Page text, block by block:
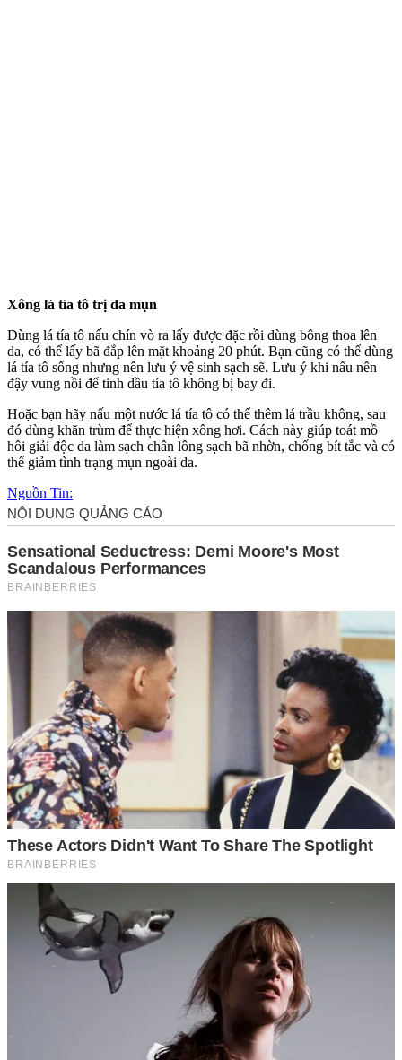
Xông lá tía tô trị da mụn
Dùng lá tía tô nấu chín vò ra lấy được đặc rồi dùng bông thoa lên
da, có thể lấy bã đắp lên mặt khoảng 20 phút. Bạn cũng có thể dùng
lá tía tô sống nhưng nên lưu ý vệ sinh sạch sẽ. Lưu ý khi nấu nên
đậy vung nồi để tinh dầu tía tô không bị bay đi.
Hoặc bạn hãy nấu một nước lá tía tô có thể thêm lá trầu không, sau
đó dùng khăn trùm để thực hiện xông hơi. Cách này giúp toát mồ
hôi giải độc da làm sạch chân lông sạch bã nhờn, chống bít tắc và có
thể giảm tình trạng mụn ngoài da.
Nguồn Tin: